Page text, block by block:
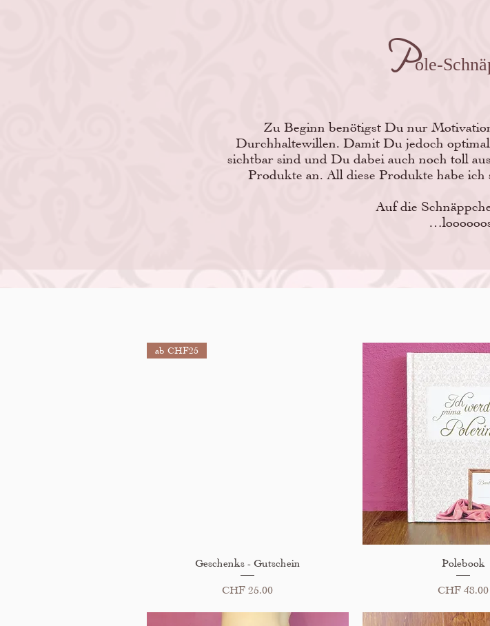
Pole-
Zu Beginn benötigst Du nur
Durchhaltewillen. Damit Du jedoch
sichtbar sind und Du dabei auch noch toll
Produkte an. All diese Produkte habe ich
Auf die
Schnellansicht
ab CHF25
Geschenks - Gutschein
Preis
CHF 25.00
Schnellansicht
Polebook
Preis
CHF 48.00